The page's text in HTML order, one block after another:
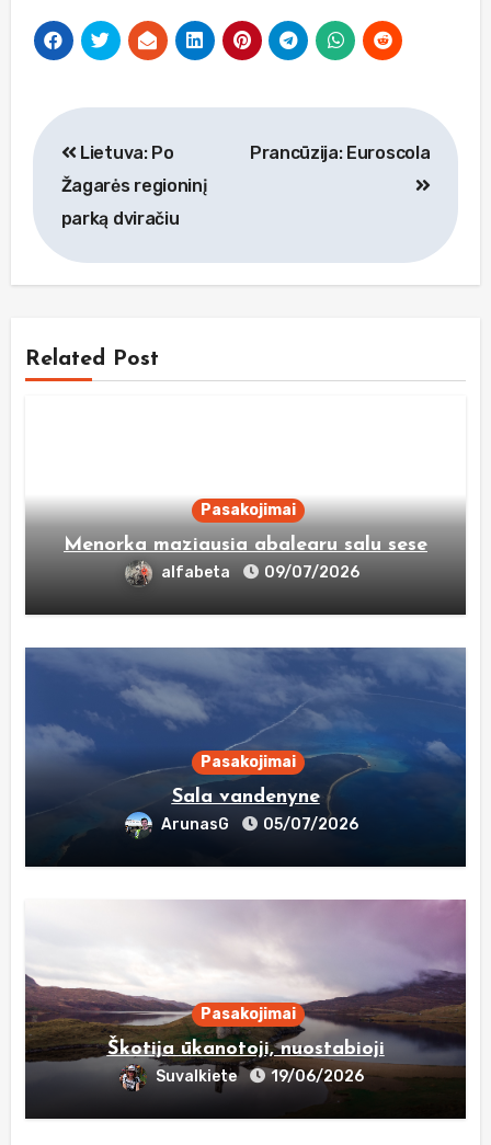
Navigacija
tarp
įrašų
Lietuva: Po
Žagarės regioninį
parką dviračiu
Prancūzija: Euroscola
Related Post
Pasakojimai
Menorka maziausia abalearu salu sese
alfabeta 09/07/2026
Pasakojimai
Sala vandenyne
ArunasG 05/07/2026
Pasakojimai
Škotija ūkanotoji, nuostabioji
Suvalkiete 19/06/2026